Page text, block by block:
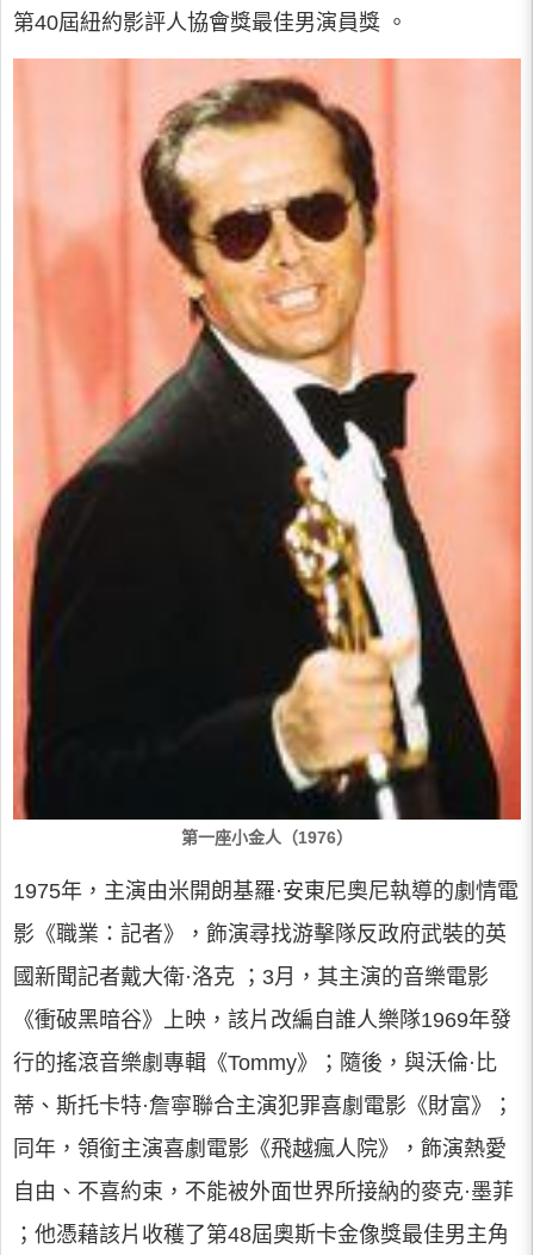
第40屆紐約影評人協會獎最佳男演員獎 。
第一座小金人（1976）
1975年，主演由米開朗基羅·安東尼奧尼執導的劇情電
影《職業：記者》，飾演尋找游擊隊反政府武裝的英
國新聞記者戴大衛·洛克 ；3月，其主演的音樂電影
《衝破黑暗谷》上映，該片改編自誰人樂隊1969年發
行的搖滾音樂劇專輯《Tommy》；隨後，與沃倫·比
蒂、斯托卡特·詹寧聯合主演犯罪喜劇電影《財富》；
同年，領銜主演喜劇電影《飛越瘋人院》，飾演熱愛
自由、不喜約束，不能被外面世界所接納的麥克·墨菲
；他憑藉該片收穫了第48屆奧斯卡金像獎最佳男主角